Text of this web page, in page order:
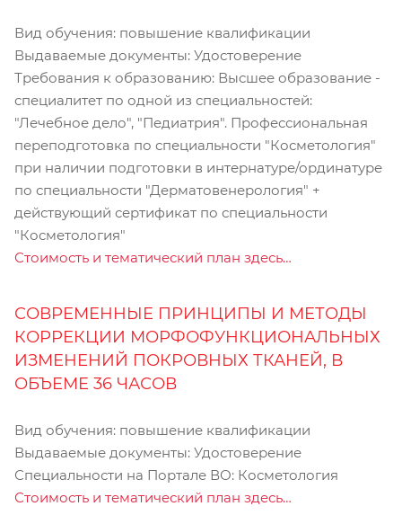
Вид обучения: повышение квалификации
Выдаваемые документы: Удостоверение
Требования к образованию: Высшее образование -
специалитет по одной из специальностей:
"Лечебное дело", "Педиатрия". Профессиональная
переподготовка по специальности "Косметология"
при наличии подготовки в интернатуре/ординатуре
по специальности "Дерматовенерология" +
действующий сертификат по специальности
"Косметология"
Стоимость и тематический план здесь…
СОВРЕМЕННЫЕ ПРИНЦИПЫ И МЕТОДЫ
КОРРЕКЦИИ МОРФОФУНКЦИОНАЛЬНЫХ
ИЗМЕНЕНИЙ ПОКРОВНЫХ ТКАНЕЙ, В
ОБЪЕМЕ 36 ЧАСОВ
Вид обучения: повышение квалификации
Выдаваемые документы: Удостоверение
Специальности на Портале ВО: Косметология
Стоимость и тематический план здесь…